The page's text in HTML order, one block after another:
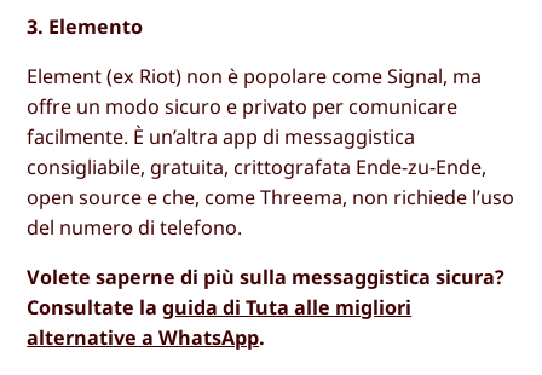
3. Elemento
Element (ex Riot) non è popolare come Signal, ma
offre un modo sicuro e privato per comunicare
facilmente. È un’altra app di messaggistica
consigliabile, gratuita, crittografata Ende-zu-Ende,
open source e che, come Threema, non richiede l’uso
del numero di telefono.
Volete saperne di più sulla messaggistica sicura?
Consultate laguida di Tuta alle migliori
alternative a WhatsApp.